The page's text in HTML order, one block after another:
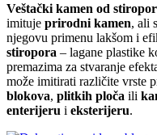
Veštački kamen od
imituje prirodni kamen, ali
njegovu primenu lakšom i
stiropora – lagane plastike
premazima za stvaranje
može imitirati različite vrste
blokova, plitkih ploča ili
enterijeru i eksterijeru.